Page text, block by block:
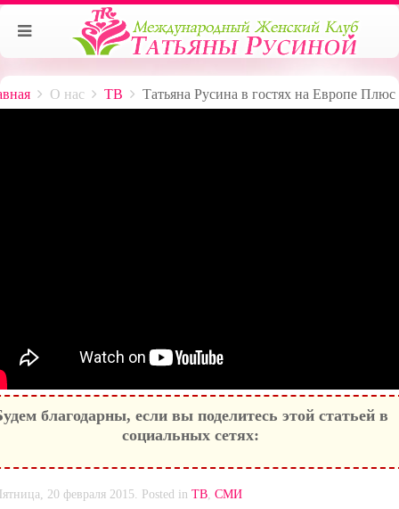
О нас ТВ Татьяна Русина в гостях на Европе Плюс
благодарны, если вы поделитесь этой статьей в
социальных сетях:
20 февраля 2015. Posted in ТВ, СМИ